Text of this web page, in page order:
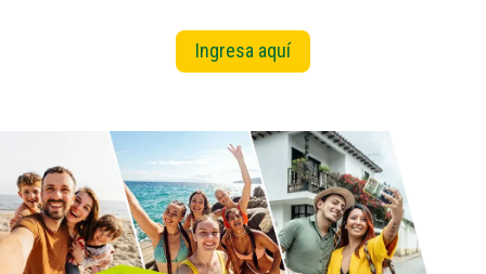
Ingresa aquí